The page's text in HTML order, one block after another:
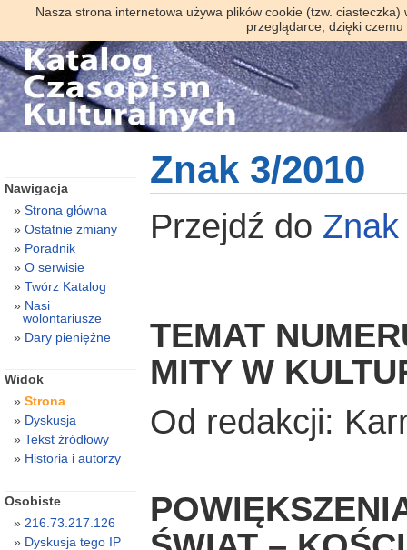
Nasza strona internetowa używa plików cookie (tzw.
przeglądarce, dzięki
Znak 3/2010
Przejdź do Znak
TEMAT
MITY W
Od redakcji:
Nawigacja
Strona główna
Ostatnie zmiany
Poradnik
O serwisie
Twórz Katalog
Nasi
wolontariusze
Dary pieniężne
Widok
Strona
Dyskusja
Tekst źródłowy
Historia i autorzy
Osobiste
216.73.217.126
Dyskusja tego IP